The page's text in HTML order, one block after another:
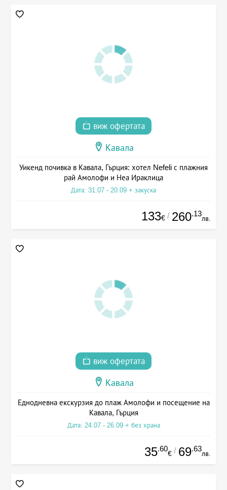
виж офертата
Кавала
Уикенд почивка в Кавала, Гърция: хотел Nefeli с плажния
рай Амолофи и Неа Ираклица
Дата: 31.07 - 20.09 + закуска
133€ / 260.13
лв.
виж офертата
Кавала
Еднодневна екскурзия до плаж Амолофи и посещение на
Кавала, Гърция
Дата: 24.07 - 26.09 + без храна
35.60
€ / 69.63
лв.